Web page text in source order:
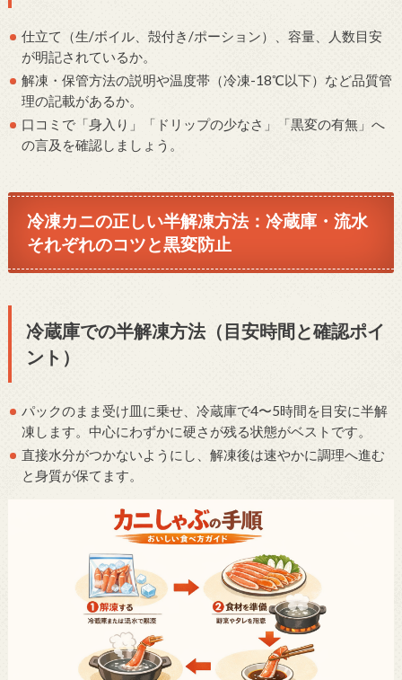
仕立て（生/ボイル、殻付き/ポーション）、容量、人数目安
が明記されているか。
解凍・保管方法の説明や温度帯（冷凍-18℃以下）など品質管
理の記載があるか。
口コミで「身入り」「ドリップの少なさ」「黒変の有無」へ
の言及を確認しましょう。
冷凍カニの正しい半解凍方法：冷蔵庫・流水
それぞれのコツと黒変防止
冷蔵庫での半解凍方法（目安時間と確認ポイ
ント）
パックのまま受け皿に乗せ、冷蔵庫で4〜5時間を目安に半解
凍します。中心にわずかに硬さが残る状態がベストです。
直接水分がつかないようにし、解凍後は速やかに調理へ進む
と身質が保てます。